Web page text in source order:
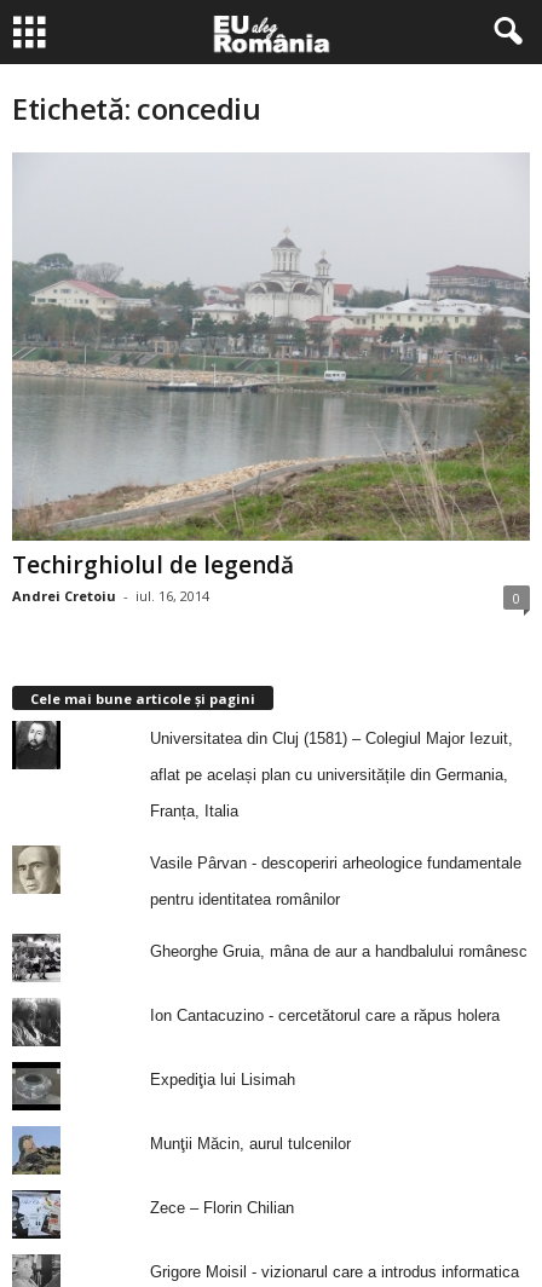
Etichetă: concediu
Techirghiolul de legendă
Andrei Cretoiu - iul. 16, 2014 0
Cele mai bune articole și pagini
Universitatea din Cluj (1581) – Colegiul Major Iezuit,
aflat pe același plan cu universitățile din Germania,
Franța, Italia
Vasile Pârvan - descoperiri arheologice fundamentale
pentru identitatea românilor
Gheorghe Gruia, mâna de aur a handbalului românesc
Ion Cantacuzino - cercetătorul care a răpus holera
Expediţia lui Lisimah
Munţii Măcin, aurul tulcenilor
Zece – Florin Chilian
Grigore Moisil - vizionarul care a introdus informatica